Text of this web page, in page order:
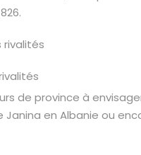
de province à
en Albanie ou